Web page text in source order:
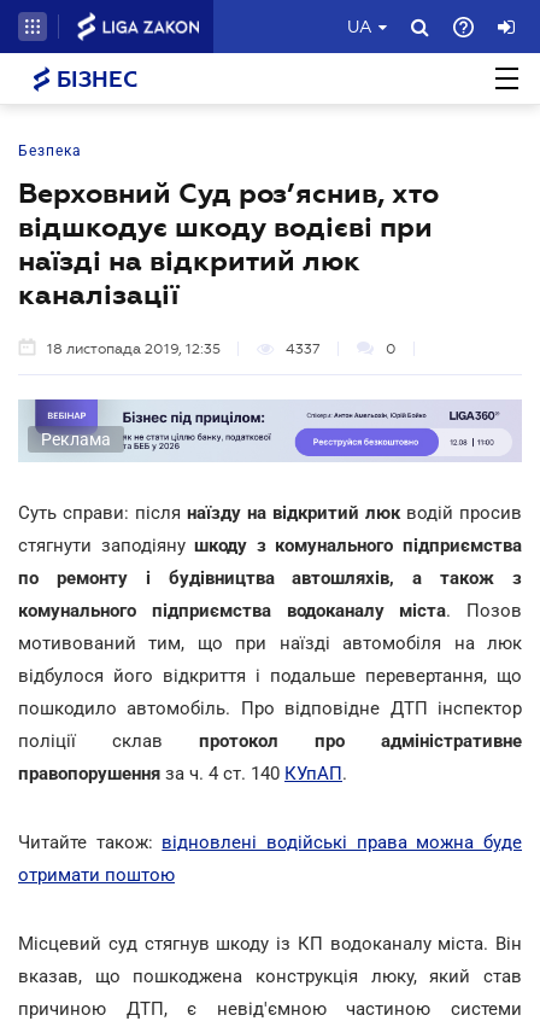
UA
БІЗНЕС
Безпека
Верховний Суд роз’яснив, хто
відшкодує шкоду водієві при
наїзді на відкритий люк
каналізації
18 листопада 2019, 12:35 4337 0
Реклама
Суть справи: після наїзду на відкритий люкводій просив
стягнути заподіянушкоду з комунального підприємства
по ремонту і будівництва автошляхів, а також з
комунального підприємства водоканалу міста. Позов
мотивований тим, що при наїзді автомобіля на люк
відбулося його відкриття і подальше перевертання, що
пошкодило автомобіль. Про відповідне ДТП інспектор
поліції склав протокол про адміністративне
правопорушення за ч. 4 ст. 140 КУпАП.
Читайте також: відновлені водійські права можна буде
отримати поштою
Місцевий суд стягнув шкоду із КП водоканалу міста. Він
вказав, що пошкоджена конструкція люку, який став
причиною ДТП, є невід'ємною частиною системи